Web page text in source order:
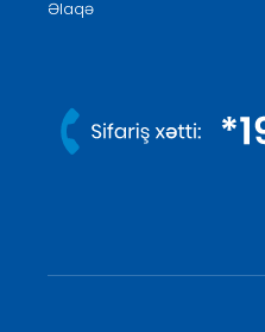
Əlaqə